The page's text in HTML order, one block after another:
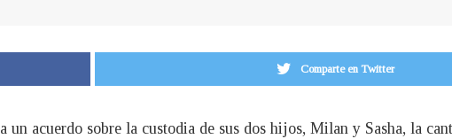
Comparte en Twitter
acuerdo sobre la custodia de sus dos hijos, Milan y Sasha, la